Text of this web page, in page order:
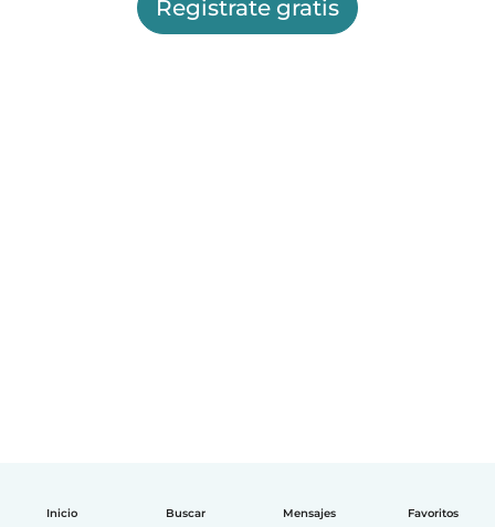
Inicio Buscar Mensajes Favoritos
Registrate gratis